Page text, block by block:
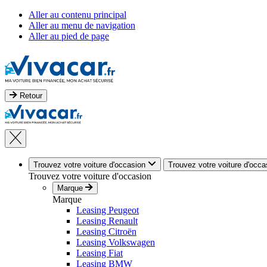
Aller au contenu principal
Aller au menu de navigation
Aller au pied de page
Retour
Trouvez votre voiture d'occasion Trouvez votre voiture
Trouvez votre voiture d'occasion
Marque
Marque
Leasing Peugeot
Leasing Renault
Leasing Citroën
Leasing Volkswagen
Leasing Fiat
Leasing BMW